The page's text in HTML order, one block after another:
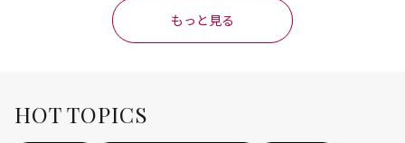
もっと見る
HOT TOPICS